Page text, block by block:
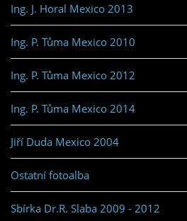
Ing. J. Horal Mexico 2013
Ing. P. Tůma Mexico 2010
Ing. P. Tůma Mexico 2012
Ing. P. Tůma Mexico 2014
Jiří Duda Mexico 2004
Ostatní fotoalba
Sbírka Dr.R. Slaba 2009 - 2012